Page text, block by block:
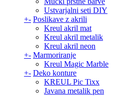
Ustvarjalni seti DIY
+- Poslikave z akrili
Kreul akril mat
Kreul akril metalik
Kreul akril neon
+- Marmoriranje
Kreul Magic Marble
+- Deko konture
KREUL Pic Tixx
Javana metalik pen